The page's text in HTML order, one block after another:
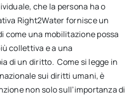
che la persona ha o
Right2Water fornisce un
come una mobilitazione possa
collettiva e a una
di un diritto. Come si legge in
sui diritti umani, è
non solo sull’importanza di